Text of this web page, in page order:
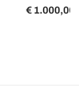
€ 1.000,00